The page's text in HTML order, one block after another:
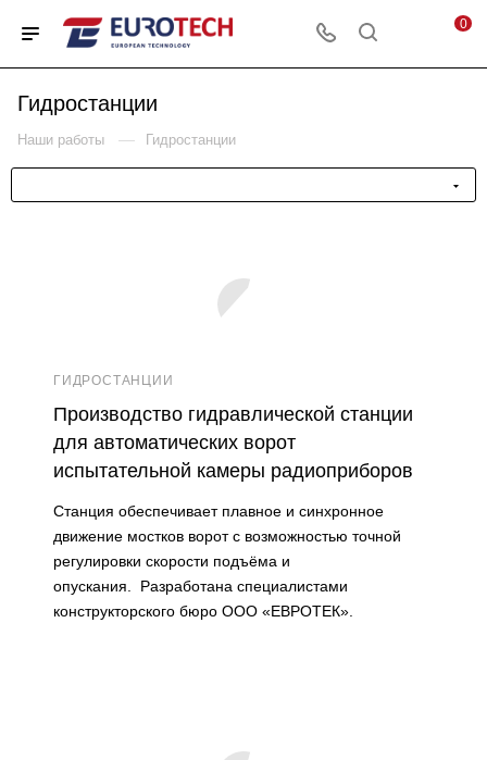
0
Гидростанции
Наши работы — Гидростанции
ГИДРОСТАНЦИИ
Производство гидравлической станции
для автоматических ворот
испытательной камеры радиоприборов
Станция обеспечивает плавное и синхронное
движение мостков ворот с возможностью точной
регулировки скорости подъёма и
опускания. Разработана специалистами
конструкторского бюро ООО «ЕВРОТЕК».